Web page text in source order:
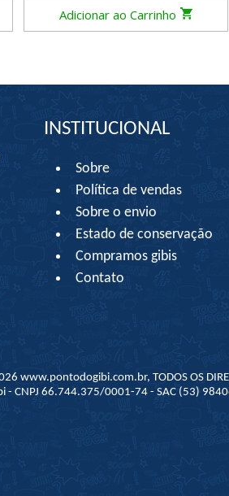
Adicionar ao Carrinho
INSTITUCIONAL
Sobre
Política de vendas
Sobre o envio
Estado de conservação
Compramos gibis
Contato
www.pontodogibi.com.br, TODOS OS
- CNPJ 66.744.375/0001-74 - SAC (53)